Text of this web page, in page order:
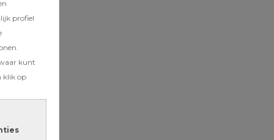
profiel
kunt
klik op